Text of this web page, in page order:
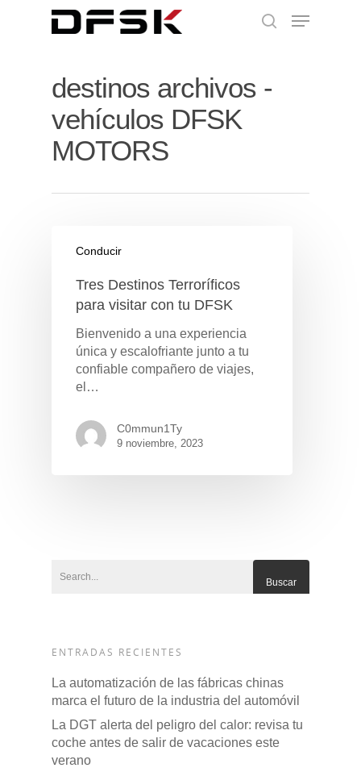
destinos archivos -
vehículos DFSK
MOTORS
Conducir
Tres Destinos Terroríficos
para visitar con tu DFSK
Bienvenido a una experiencia
única y escalofriante junto a tu
confiable compañero de viajes,
el…
C0mmun1Ty
9 noviembre, 2023
ENTRADAS RECIENTES
La automatización de las fábricas chinas
marca el futuro de la industria del automóvil
La DGT alerta del peligro del calor: revisa tu
coche antes de salir de vacaciones este
verano